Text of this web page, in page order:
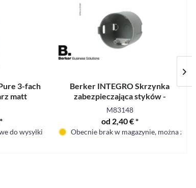
3-fach
matt
do wysyłki
Berker INTEGRO Skrzynka
zabezpieczająca styków -
M83148
od 2,40 € *
Obecnie brak w magazynie, można